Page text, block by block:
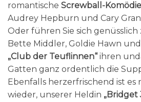
romantische Screwball-
Audrey Hepburn und Cary
Oder führen Sie sich
Bette Middler, Goldie Hawn
„Club der Teuflinnen“ ihren
Gatten ganz ordentlich die
Ebenfalls herzerfrischend ist
wieder, unserer Heldin „Bridget